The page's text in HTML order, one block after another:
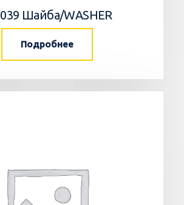
Шайба/WASHER
Подробнее